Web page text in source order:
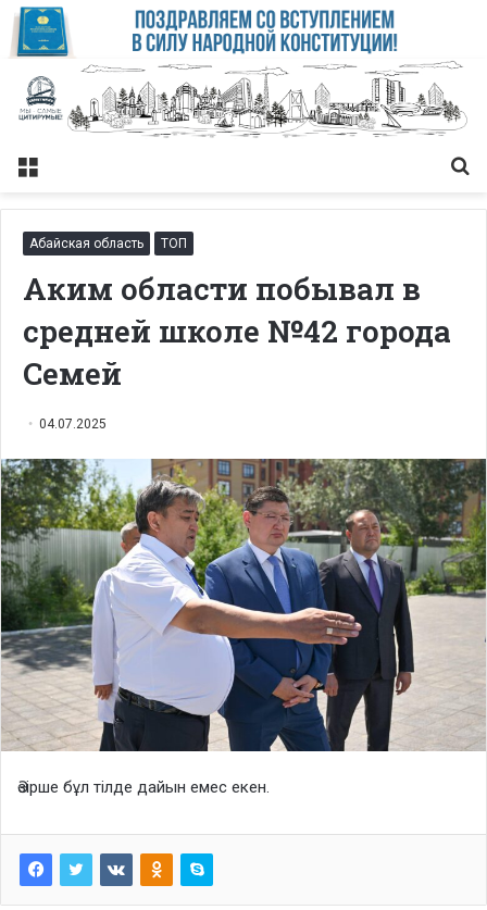
Меню
Абайская область ТОП
Аким области побывал в
средней школе №42 города
Семей
04.07.2025
Әзірше бұл тілде дайын емес екен.